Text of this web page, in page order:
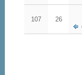
26
107